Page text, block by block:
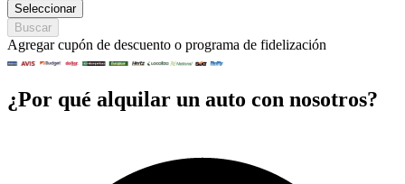
Seleccionar
Buscar
Agregar cupón de descuento o programa de fidelización
¿Por qué alquilar un auto con nosotros?